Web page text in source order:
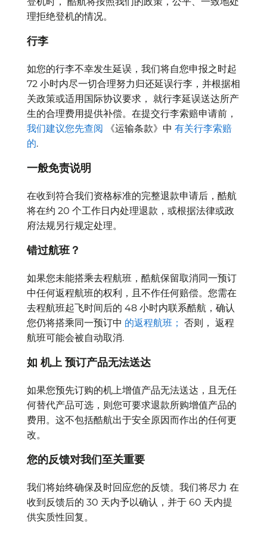
理拒绝登机的情况。
行李
如您的行李不幸发生延误，我们将自您申报之时起
72 小时内尽一切合理努力归还延误行李，并根据相
关政策或适用国际协议要求， 就行李延误送达所产
生的合理费用提供补偿。在提交行李索赔申请前，
我们建议您先查阅 《运输条款》中 有关行李索赔
的.
一般免责说明
在收到符合我们资格标准的完整退款申请后，酷航
将在约 20 个工作日内处理退款，或根据法律或政
府法规另行规定处理。
错过航班？
如果您未能搭乘去程航班，酷航保留取消同一预订
中任何返程航班的权利，且不作任何赔偿。您需在
去程航班起飞时间后的 48 小时内联系酷航，确认
您仍将搭乘同一预订中 的返程航班； 否则， 返程
航班可能会被自动取消.
如 机上 预订产品无法送达
如果您预先订购的机上增值产品无法送达，且无任
何替代产品可选，则您可要求退款所购增值产品的
费用。这不包括酷航出于安全原因而作出的任何更
改。
您的反馈对我们至关重要
我们将始终确保及时回应您的反馈。我们将尽力 在
收到反馈后的 30 天内予以确认，并于 60 天内提
供实质性回复。